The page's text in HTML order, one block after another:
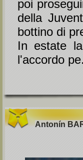
poi
della
bottino di
In estate
l'accordo
Antonín